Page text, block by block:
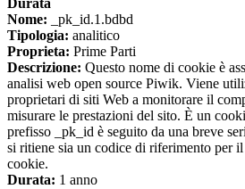
Durata
Nome: _pk_id.1.bdbd
Tipologia: analitico
Proprieta: Prime Parti
Descrizione: Questo nome di cookie è
analisi web open source Piwik. Viene
proprietari di siti Web a monitorare il
misurare le prestazioni del sito. È un
prefisso _pk_id è seguito da una breve
si ritiene sia un codice di riferimento per
cookie.
Durata: 1 anno